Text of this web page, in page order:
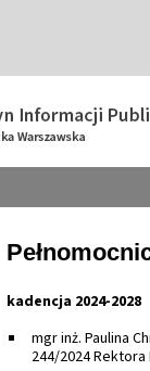
kadencja 2024-2028
mgr inż. Paulina
244/2024 Rektora